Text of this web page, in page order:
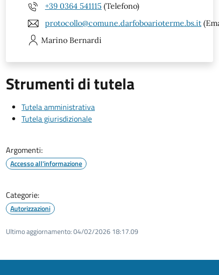
+39 0364 541115 (Telefono)
protocollo@comune.darfoboarioterme.bs.it
Marino Bernardi
Strumenti di tutela
Tutela amministrativa
Tutela giurisdizionale
Argomenti:
Accesso all'informazione
Categorie:
Autorizzazioni
Ultimo aggiornamento:04/02/2026 18:17.09